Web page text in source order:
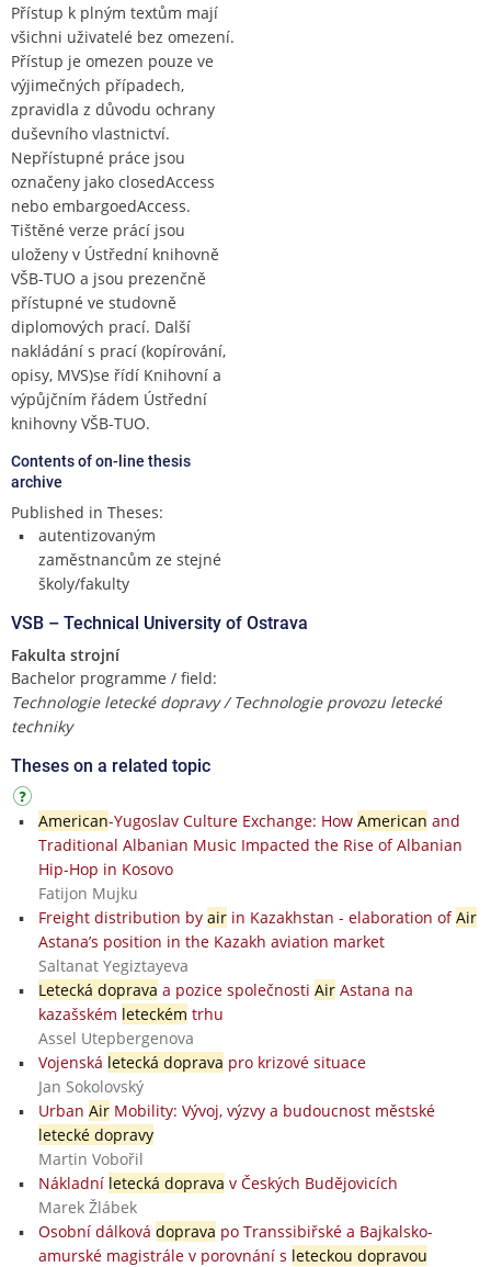
Přístup k plným textům mají
všichni uživatelé bez omezení.
Přístup je omezen pouze ve
výjimečných případech,
zpravidla z důvodu ochrany
duševního vlastnictví.
Nepřístupné práce jsou
označeny jako closedAccess
nebo embargoedAccess.
Tištěné verze prácí jsou
uloženy v Ústřední knihovně
VŠB-TUO a jsou prezenčně
přístupné ve studovně
diplomových prací. Další
nakládání s prací (kopírování,
opisy, MVS)se řídí Knihovní a
výpůjčním řádem Ústřední
knihovny VŠB-TUO.
Contents of on-line thesis
archive
Published in Theses:
autentizovaným
zaměstnancům ze stejné
školy/fakulty
VSB – Technical University of Ostrava
Fakulta strojní
Bachelor programme / field:
Technologie letecké dopravy / Technologie provozu letecké
techniky
Theses on a related topic
American-Yugoslav Culture Exchange: How American and
Traditional Albanian Music Impacted the Rise of Albanian
Hip-Hop in Kosovo
Fatijon Mujku
Freight distribution by airin Kazakhstan - elaboration ofAir
Astana’s position in the Kazakh aviation market
Saltanat Yegiztayeva
Letecká doprava a pozice společnosti AirAstana na
kazašském leteckém trhu
Assel Utepbergenova
Vojenská letecká doprava pro krizové situace
Jan Sokolovský
Urban AirMobility: Vývoj, výzvy a budoucnost městské
letecké dopravy
Martin Vobořil
Nákladní letecká doprava v Českých Budějovicích
Marek Žlábek
Osobní dálková doprava po Transsibiřské a Bajkalsko-
amurské magistrále v porovnání s leteckou dopravou